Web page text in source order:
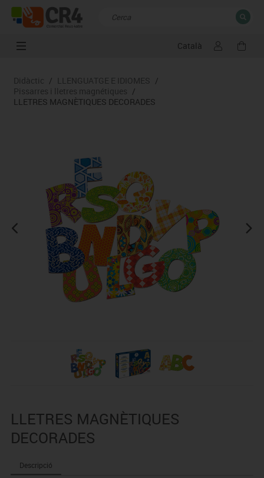
Català
Resultats de la recerca TANCAR
Didàctic / LLENGUATGE E IDIOMES /
Pissarres i lletres magnétiques /
LLETRES MAGNÈTIQUES DECORADES
LLETRES MAGNÈTIQUES
DECORADES
Descripció